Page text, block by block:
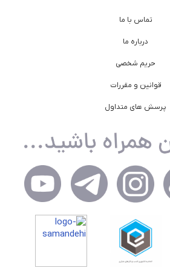
تماس با ما
درباره ما
حریم شخصی
قوانین و مقررات
پرسش های متداول